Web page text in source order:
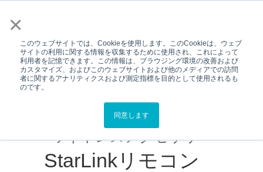
×
このウェブサイトでは、Cookieを使用します。このCookieは、ウェブ
サイトの利用に関する情報を収集するために使用され、これによって
利用者を記憶できます。この情報は、ブラウジング環境の改善および
カスタマイズ、およびこのウェブサイトおよび他のメディアでの訪問
者に関するアナリティクスおよび測定指標を目的として使用されるも
のです。
同意します
Top 製品情報 StarLinkリモコン
ワイヤレスアクセサリー
StarLinkリモコン